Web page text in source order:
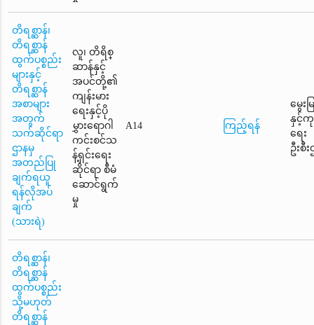
တိရစ္ဆာန်၊
တိရစ္ဆာန်
ထွက်ပစ္စည်း
များနှင့်
တိရစ္ဆာန်
အစာများ
အတွက်
သက်ဆိုင်ရာ
ဌာနမှ
အတည်ပြု
ချက်ရယူ
ရန်လိုအပ်
ချက်
(သားရဲ)
လူ၊ တိရိစ္
ဆာန်နှင့်
အပင်တို့၏
ကျန်းမား
ရေးနှင့်ပို
မွှားရောဂါ
ကင်းစင်သ
န့်ရှင်းရေး
ဆိုင်ရာ စီမံ
ဆောင်ရွက်
မှု
A14 ကြည့်ရန်
မွေး
နှင့်
ရေး
ဦးစီး
တိရစ္ဆာန်၊
တိရစ္ဆာန်
ထွက်ပစ္စည်း
သို့မဟုတ်
တိရစ္ဆာန်